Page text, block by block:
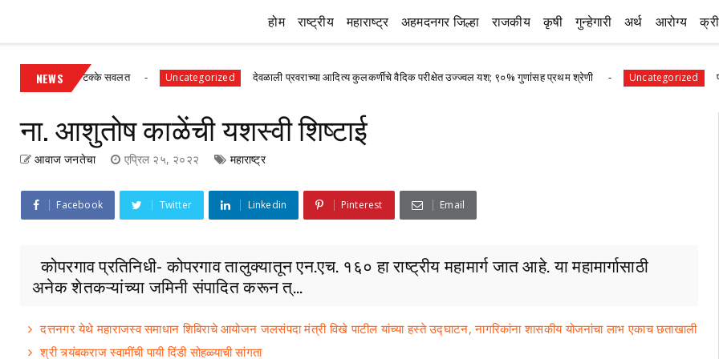
होम राष्ट्रीय महाराष्ट्र अहमदनगर जिल्हा राजकीय कृषी गुन्हेगारी अर्थ आरोग्य
NEWS
ते ४० टक्के सवलत Uncategorized देवळाली प्रवराच्या आदित्य कुलकर्णीचे वैदिक परीक्षेत उज्ज्वल यश; ९०% गुणांसह प्रथम श्रेणी Uncategorized पानेगांवात
ना. आशुतोष काळेंची यशस्वी शिष्टाई
आवाज जनतेचा एप्रिल २५, २०२२ महाराष्ट्र
Facebook Twitter Linkedin Pinterest Email
कोपरगाव प्रतिनिधी- कोपरगाव तालुक्यातून एन.एच. १६० हा राष्ट्रीय महामार्ग जात आहे. या महामार्गासाठी
अनेक शेतकऱ्यांच्या जमिनी संपादित करून त्...
दत्तनगर येथे महाराजस्व समाधान शिबिराचे आयोजन जलसंपदा मंत्री विखे पाटील यांच्या हस्ते उद्घाटन, नागरिकांना शासकीय योजनांचा लाभ एकाच छताखाली
श्री त्र्यंबकराज स्वामींची पायी दिंडी सोहळ्याची सांगता